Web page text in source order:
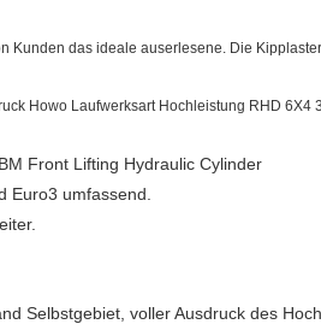
Kunden das ideale auserlesene. Die
Howo Laufwerksart Hochleistung RHD 6X4
Front Lifting Hydraulic Cylinder
Euro3 umfassend.
Selbstgebiet, voller Ausdruck des